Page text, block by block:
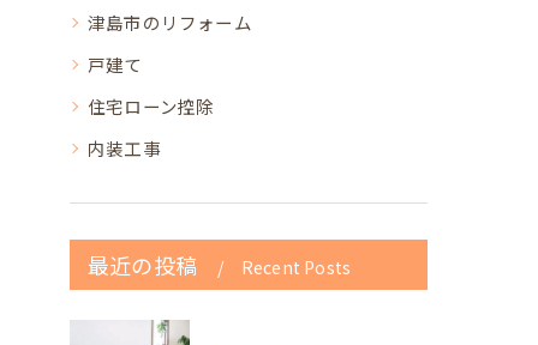
津島市のリフォーム
戸建て
住宅ローン控除
内装工事
最近の投稿 Recent Posts